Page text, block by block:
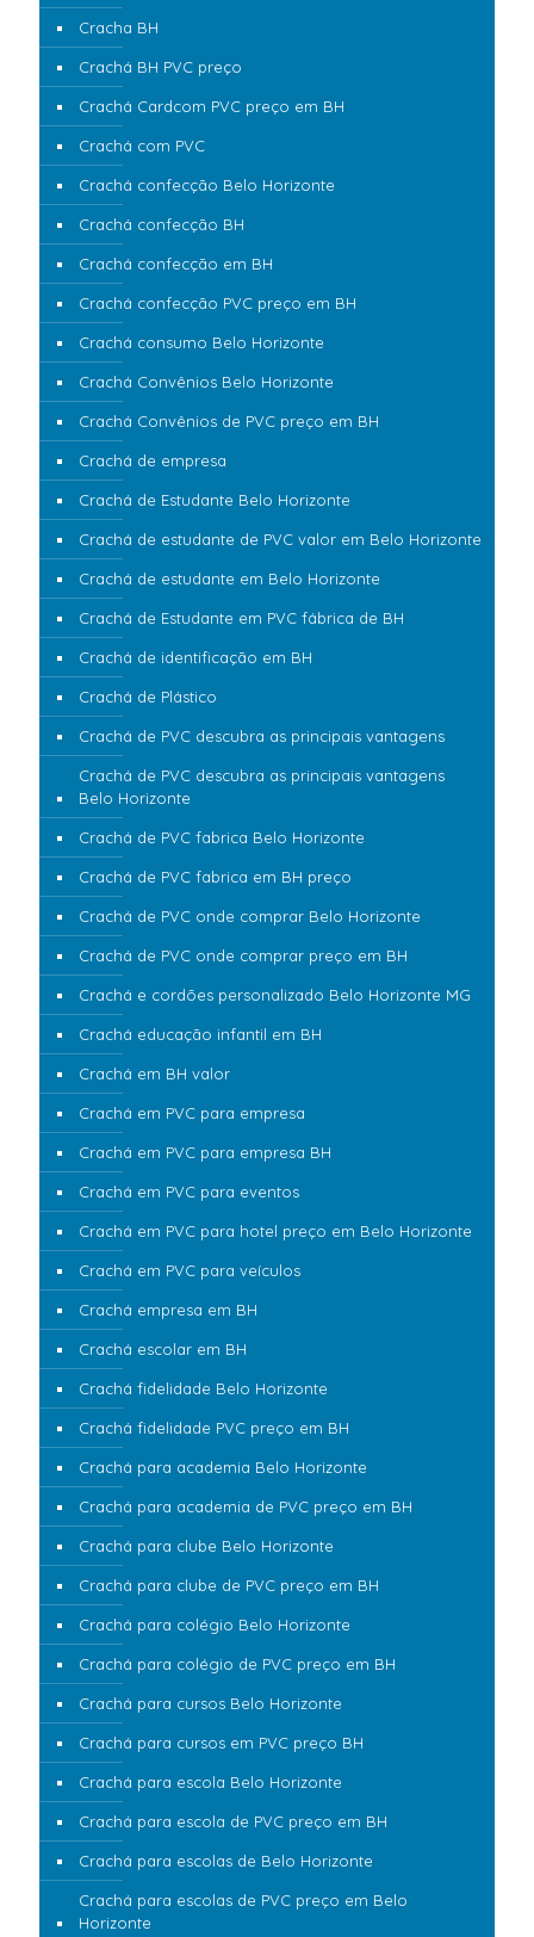
Cracha BH
Crachá BH PVC preço
Crachá Cardcom PVC preço em BH
Crachá com PVC
Crachá confecção Belo Horizonte
Crachá confecção BH
Crachá confecção em BH
Crachá confecção PVC preço em BH
Crachá consumo Belo Horizonte
Crachá Convênios Belo Horizonte
Crachá Convênios de PVC preço em BH
Crachá de empresa
Crachá de Estudante Belo Horizonte
Crachá de estudante de PVC valor em Belo Horizonte
Crachá de estudante em Belo Horizonte
Crachá de Estudante em PVC fábrica de BH
Crachá de identificação em BH
Crachá de Plástico
Crachá de PVC descubra as principais vantagens
Crachá de PVC descubra as principais vantagens
Belo Horizonte
Crachá de PVC fabrica Belo Horizonte
Crachá de PVC fabrica em BH preço
Crachá de PVC onde comprar Belo Horizonte
Crachá de PVC onde comprar preço em BH
Crachá e cordões personalizado Belo Horizonte MG
Crachá educação infantil em BH
Crachá em BH valor
Crachá em PVC para empresa
Crachá em PVC para empresa BH
Crachá em PVC para eventos
Crachá em PVC para hotel preço em Belo Horizonte
Crachá em PVC para veículos
Crachá empresa em BH
Crachá escolar em BH
Crachá fidelidade Belo Horizonte
Crachá fidelidade PVC preço em BH
Crachá para academia Belo Horizonte
Crachá para academia de PVC preço em BH
Crachá para clube Belo Horizonte
Crachá para clube de PVC preço em BH
Crachá para colégio Belo Horizonte
Crachá para colégio de PVC preço em BH
Crachá para cursos Belo Horizonte
Crachá para cursos em PVC preço BH
Crachá para escola Belo Horizonte
Crachá para escola de PVC preço em BH
Crachá para escolas de Belo Horizonte
Crachá para escolas de PVC preço em Belo
Horizonte